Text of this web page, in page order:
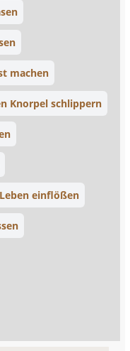
machen
Knorpel schlippern
einflößen